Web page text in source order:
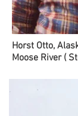
Horst Otto,
Moose River (